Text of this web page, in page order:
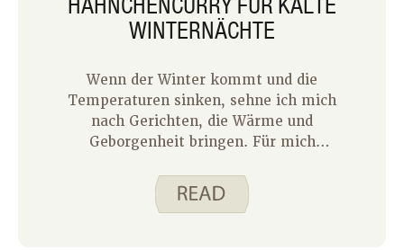
WINTERNÄCHTE
Wenn der Winter kommt und die
Temperaturen sinken, sehne ich mich
nach Gerichten, die Wärme und
Geborgenheit bringen. Für mich
Eintöpfe in einer Schüssel, um die ich
meine Hände umwickeln kann. Aber